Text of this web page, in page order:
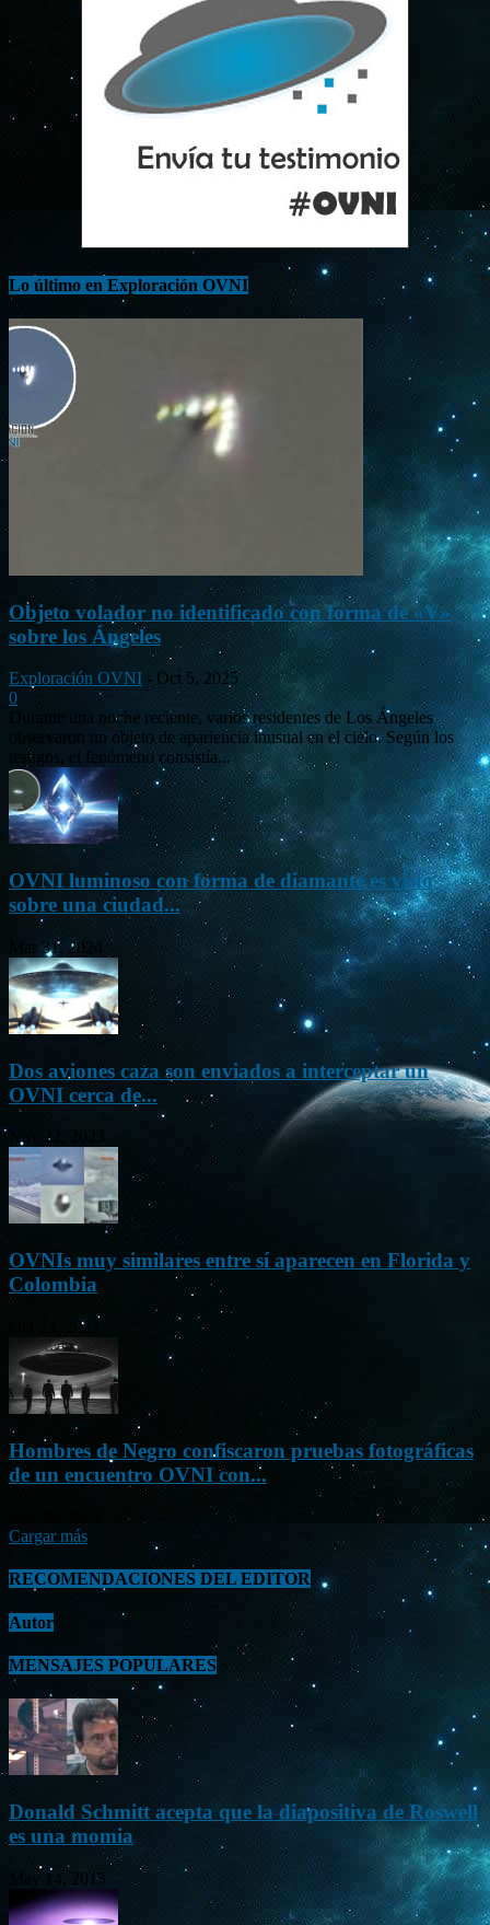
Lo último en Exploración OVNI
Objeto volador no identificado con forma de «V»
sobre los Ángeles
Exploración OVNI - Oct 5, 2025
0
Durante una noche reciente, varios residentes de Los Ángeles
observaron un objeto de apariencia inusual en el cielo. Según los
testigos, el fenómeno consistía...
OVNI luminoso con forma de diamante es visto
sobre una ciudad...
Mar 31, 2024
Dos aviones caza son enviados a interceptar un
OVNI cerca de...
Nov 22, 2023
OVNIs muy similares entre sí aparecen en Florida y
Colombia
Oct 23, 2023
Hombres de Negro confiscaron pruebas fotográficas
de un encuentro OVNI con...
Cargar más
RECOMENDACIONES DEL EDITOR
Autor
MENSAJES POPULARES
Donald Schmitt acepta que la diapositiva de Roswell
es una momia
May 14, 2015